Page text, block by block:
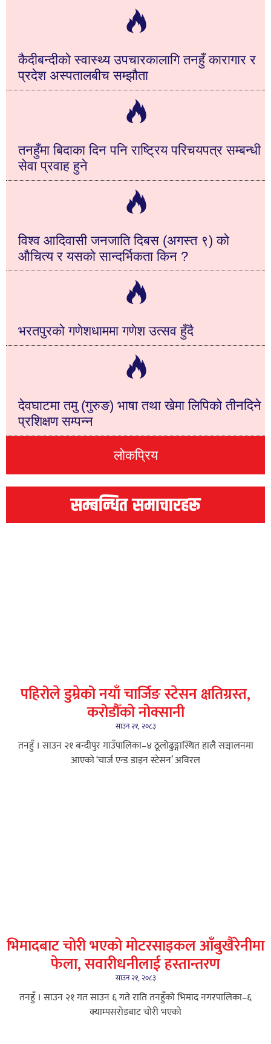
लोकप्रिय
कैदीबन्दीको स्वास्थ्य उपचारकालागि तनहुँ कारागार र
प्रदेश अस्पतालबीच सम्झौता
तनहुँमा बिदाका दिन पनि राष्ट्रिय परिचयपत्र सम्बन्धी
सेवा प्रवाह हुने
विश्व आदिवासी जनजाति दिबस (अगस्त ९) को
औचित्य र यसको सान्दर्भिकता किन ?
भरतपुरको गणेशधाममा गणेश उत्सव हुँदै
देवघाटमा तमु (गुरुङ) भाषा तथा खेमा लिपिको तीनदिने
प्रशिक्षण सम्पन्न
सम्बन्धित समाचारहरू
पहिरोले डुम्रेको नयाँ चार्जिङ स्टेसन क्षतिग्रस्त,
करोडौँको नोक्सानी
साउन २१, २०८३
तनहुँ । साउन २१ बन्दीपुर गाउँपालिका–४ ठूलोढुङ्गास्थित हालै सञ्चालनमा
आएको ‘चार्ज एन्ड डाइन स्टेसन’ अविरल
भिमादबाट चोरी भएको मोटरसाइकल आँबुखैरेनीमा
फेला, सवारीधनीलाई हस्तान्तरण
साउन २१, २०८३
तनहुँ । साउन २१ गत साउन ६ गते राति तनहुँको भिमाद नगरपालिका–६
क्याम्पसरोडबाट चोरी भएको